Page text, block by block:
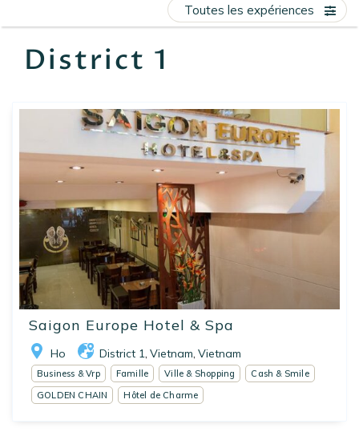
District 1
Toutes les expériences
Saigon Europe Hotel & Spa
Ho District 1 Vietnam Vietnam
Business & Vrp Famille Ville & Shopping
Cash & Smile
GOLDEN CHAIN
Hôtel de Charme